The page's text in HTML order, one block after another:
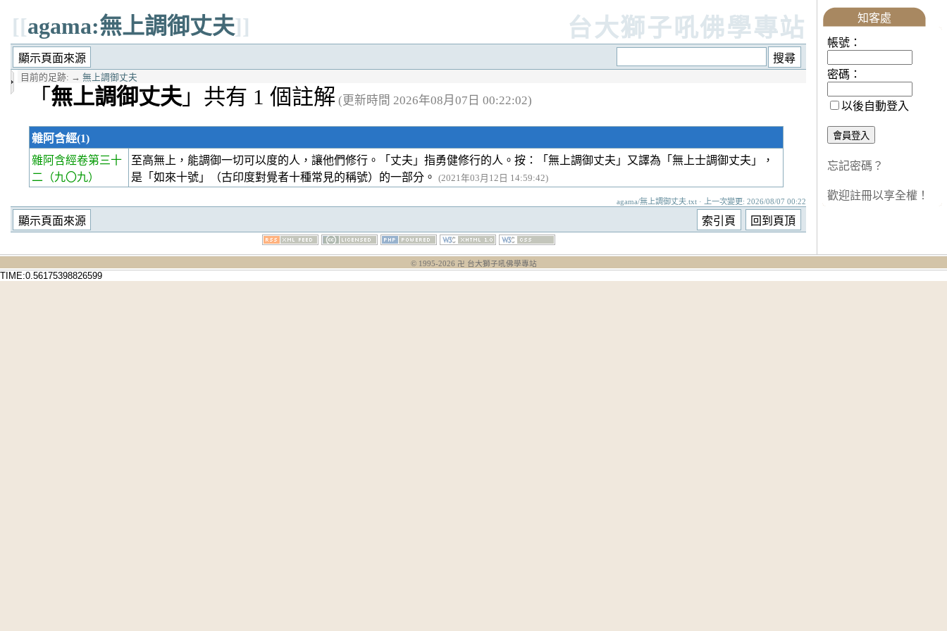
[[agama:無上調御丈夫]] 台大獅子吼佛學專站
目前的足跡: → 無上調御丈夫
「 無上調御丈夫」共有 1 個註解 (更新時間 2026年08月07日 00:22:02)
雜阿含經(1)
雜阿含經卷第三十
二 （九〇九）
至高無上，能調御一切可以度的人，讓他們修行。「丈夫」指勇健修行的人。按：「無上調御丈夫」又譯為「無上士調御丈夫」，
是「如來十號」（古印度對覺者十種常見的稱號）的一部分。
(2021年03月12日 14:59:42)
agama/無上調御丈夫.txt · 上一次變更: 2026/08/07 00:22
知客處
帳號：
密碼：
以後自動登入
忘記密碼？
歡迎註冊以享全權！
© 1995-2026 卍 台大獅子吼佛學專站
TIME:0.56175398826599